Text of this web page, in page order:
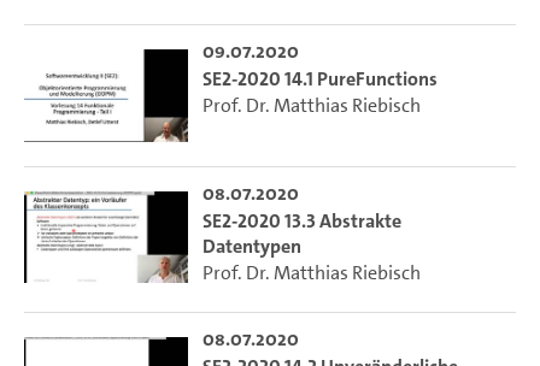
09.07.2020
SE2-2020 14.1 PureFunctions
Prof. Dr. Matthias Riebisch
08.07.2020
SE2-2020 13.3 Abstrakte
Datentypen
Prof. Dr. Matthias Riebisch
08.07.2020